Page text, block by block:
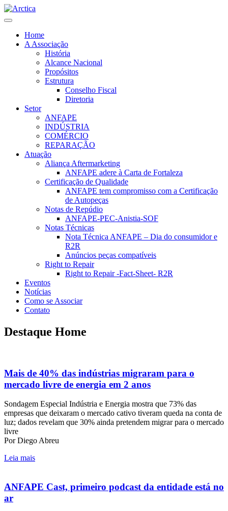
Home
A Associação
História
Alcance Nacional
Propósitos
Estrutura
Conselho Fiscal
Diretoria
Setor
ANFAPE
INDÚSTRIA
COMÉRCIO
REPARAÇÃO
Atuação
Aliança Aftermarketing
ANFAPE adere à Carta de Fortaleza
Certificação de Qualidade
ANFAPE tem compromisso com a Certificação
de Autopeças
Notas de Repúdio
ANFAPE-PEC-Anistia-SOF
Notas Técnicas
Nota Técnica ANFAPE – Dia do consumidor e
R2R
Anúncios peças compatíveis
Right to Repair
Right to Repair -Fact-Sheet- R2R
Eventos
Notícias
Como se Associar
Contato
Destaque Home
Mais de 40% das indústrias migraram para o
mercado livre de energia em 2 anos
Sondagem Especial Indústria e Energia mostra que 73% das
empresas que deixaram o mercado cativo tiveram queda na conta de
luz; dados revelam que 30% ainda pretendem migrar para o mercado
livre
Por Diego Abreu
Leia mais
ANFAPE Cast, primeiro podcast da entidade está no
ar